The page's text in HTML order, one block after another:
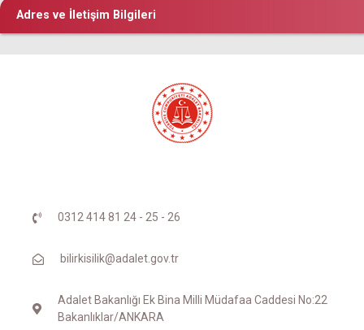
Adres ve İletişim Bilgileri
0312 414 81 24 - 25 - 26
bilirkisilik@adalet.gov.tr
Adalet Bakanlığı Ek Bina Milli Müdafaa Caddesi No:22
Bakanlıklar/ANKARA